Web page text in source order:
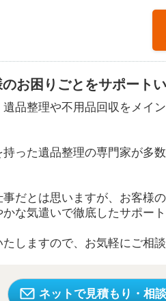
お困りごとをサポートい
品整理や不用品回収をメイ
った遺品整理の専門家が多
だとは思いますが、お客様
な気遣いで徹底したサポート
しますので、お気軽にご相談
ネットで見積もり・相